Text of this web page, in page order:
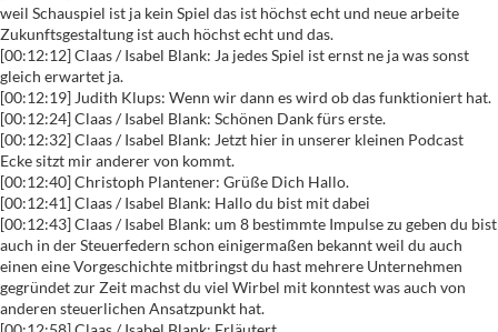
weil Schauspiel ist ja kein Spiel das ist höchst echt und neue arbeite
Zukunftsgestaltung ist auch höchst echt und das.
[00:12:12] Claas / Isabel Blank: Ja jedes Spiel ist ernst ne ja was sonst
gleich erwartet ja.
[00:12:19] Judith Klups: Wenn wir dann es wird ob das funktioniert hat.
[00:12:24] Claas / Isabel Blank: Schönen Dank fürs erste.
[00:12:32] Claas / Isabel Blank: Jetzt hier in unserer kleinen Podcast
Ecke sitzt mir anderer von kommt.
[00:12:40] Christoph Plantener: Grüße Dich Hallo.
[00:12:41] Claas / Isabel Blank: Hallo du bist mit dabei
[00:12:43] Claas / Isabel Blank: um 8 bestimmte Impulse zu geben du bist
auch in der Steuerfedern schon einigermaßen bekannt weil du auch
einen eine Vorgeschichte mitbringst du hast mehrere Unternehmen
gegründet zur Zeit machst du viel Wirbel mit konntest was auch von
anderen steuerlichen Ansatzpunkt hat.